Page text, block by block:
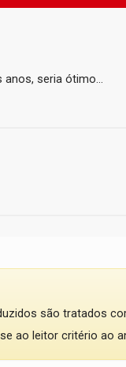
anos, seria ótimo...
são tratados
ao leitor critério ao